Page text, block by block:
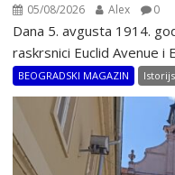
05/08/2026 Alex 0
Dana 5. avgusta 1914.
raskrsnici Euclid Avenue i
BEOGRADSKI MAGAZIN